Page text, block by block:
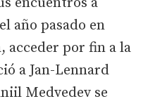
año pasado en
acceder por fin a la
a Jan-Lennard
Medvedev se